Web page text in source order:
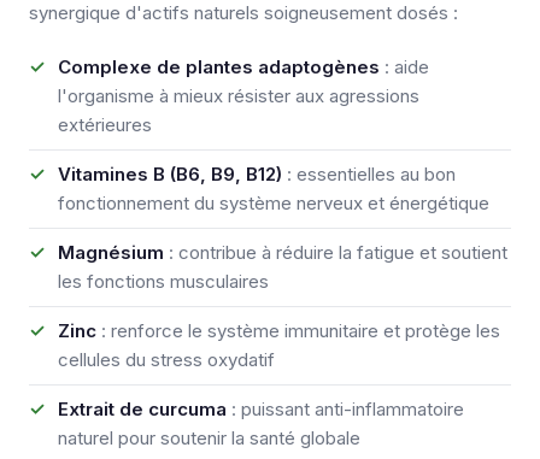
synergique d'actifs naturels soigneusement dosés :
Complexe de plantes adaptogènes : aide
l'organisme à mieux résister aux agressions
extérieures
Vitamines B (B6, B9, B12) : essentielles au bon
fonctionnement du système nerveux et énergétique
Magnésium : contribue à réduire la fatigue et soutient
les fonctions musculaires
Zinc : renforce le système immunitaire et protège les
cellules du stress oxydatif
Extrait de curcuma : puissant anti-inflammatoire
naturel pour soutenir la santé globale